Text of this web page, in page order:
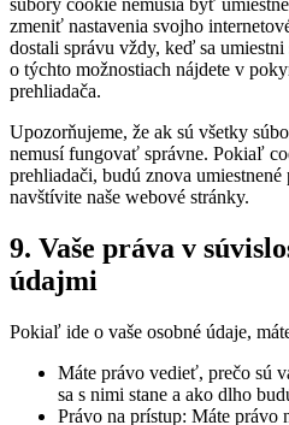
súbory cookie nemusia byť
zmeniť nastavenia svojho
dostali správu vždy, keď sa
o týchto možnostiach nájdete v
prehliadača.
Upozorňujeme, že ak sú všetky
nemusí fungovať správne. Pokiaľ
prehliadači, budú znova
navštívite naše webové stránky.
9. Vaše práva v
údajmi
Pokiaľ ide o vaše osobné údaje,
Máte právo vedieť, prečo sú
sa s nimi stane a ako dlho
Právo na prístup: Máte právo